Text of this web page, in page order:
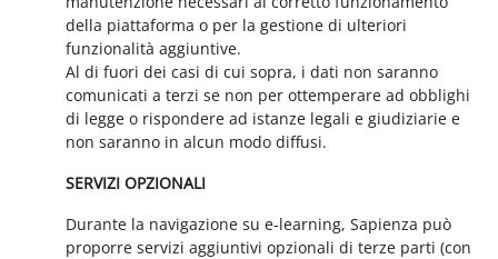
della piattaforma o per la gestione di ulteriori
funzionalità aggiuntive.
Al di fuori dei casi di cui sopra, i dati non saranno
comunicati a terzi se non per ottemperare ad obblighi
di legge o rispondere ad istanze legali e giudiziarie e
non saranno in alcun modo diffusi.
SERVIZI OPZIONALI
Durante la navigazione su e-learning, Sapienza può
proporre servizi aggiuntivi opzionali di terze parti (con